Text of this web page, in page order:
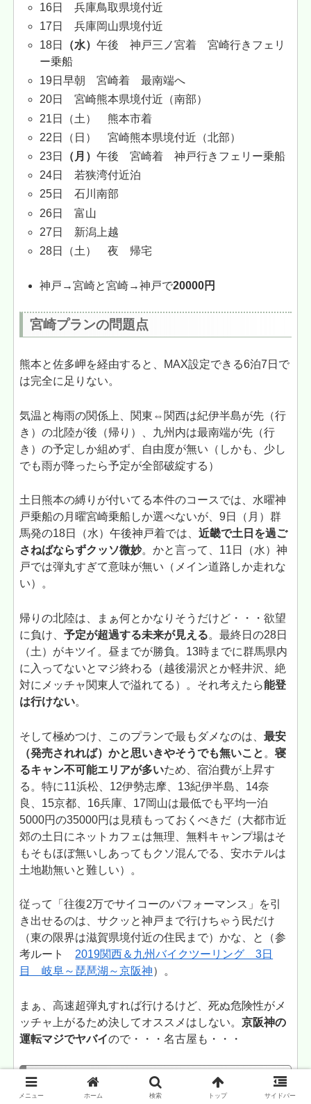
16日 兵庫鳥取県境付近
17日 兵庫岡山県境付近
18日
（水）午後 神戸三ノ宮着 宮崎行きフェリ
ー乗船
19日早朝 宮崎着 最南端へ
20日 宮崎熊本県境付近（南部）
21日（土） 熊本市着
22日（日） 宮崎熊本県境付近（北部）
23日
（月）午後 宮崎着 神戸行きフェリー乗船
24日 若狭湾付近泊
25日 石川南部
26日 富山
27日 新潟上越
28日（土） 夜 帰宅
神戸→宮崎と宮崎→神戸で20000円
宮崎プランの問題点
熊本と佐多岬を経由すると、MAX設定できる6泊7日で
は完全に足りない。
気温と梅雨の関係上、関東⇔関西は紀伊半島が先（行
き）の北陸が後（帰り）、九州内は最南端が先（行
き）の予定しか組めず、自由度が無い（しかも、少し
でも雨が降ったら予定が全部破綻する）
土日熊本の縛りが付いてる本件のコースでは、水曜神
戸乗船の月曜宮崎乗船しか選べないが、9日（月）群
馬発の18日（水）午後神戸着では、近畿で土日を過ご
さねばならずクッソ微妙。かと言って、11日（水）神
戸では弾丸すぎて意味が無い（メイン道路しか走れな
い）。
帰りの北陸は、まぁ何とかなりそうだけど・・・欲望
に負け、予定が超過する未来が見える。最終日の28日
（土）がキツイ。昼までが勝負。13時までに群馬県内
に入ってないとマジ終わる（越後湯沢とか軽井沢、絶
対にメッチャ関東人で溢れてる）。それ考えたら能登
は行けない。
そして極めつけ、このプランで最もダメなのは、最安
（発売されれば）かと思いきやそうでも無いこと 。寝
るキャン不可能エリアが多いため、宿泊費が上昇す
る。特に11浜松、12伊勢志摩、13紀伊半島、14奈
良、15京都、16兵庫、17岡山は最低でも平均一泊
5000円の35000円は見積もっておくべきだ（大都市近
郊の土日にネットカフェは無理、無料キャンプ場はそ
もそもほぼ無いしあってもクソ混んでる、安ホテルは
土地勘無いと難しい）。
従って「往復2万でサイコーのパフォーマンス」を引
き出せるのは、サクッと神戸まで行けちゃう民だけ
（東の限界は滋賀県境付近の住民まで）かな、と（参
考ルート 2019関西＆九州バイクツーリング 3日
目 岐阜～琵琶湖～京阪神）。
まぁ、高速超弾丸すれば行けるけど、死ぬ危険性がメ
ッチャ上がるため決してオススメはしない。京阪神の
運転マジでヤバイので・・・名古屋も・・・
まとめ
メニュー ホーム 検索 トップ サイドバー